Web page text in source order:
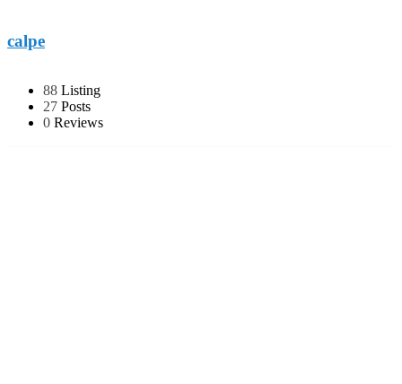
calpe
88 Listing
27 Posts
0 Reviews